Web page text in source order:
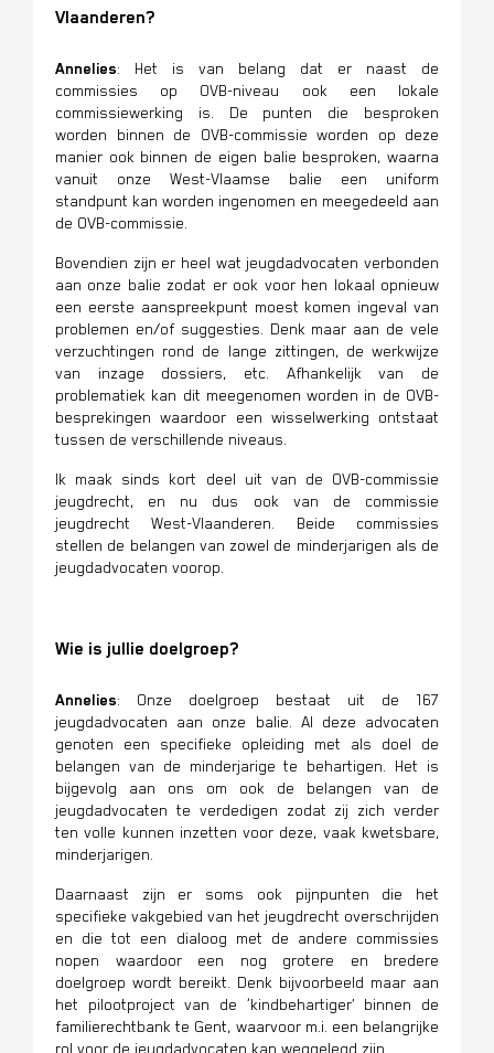
Vlaanderen?
Annelies: Het is van belang dat er naast de
commissies op OVB-niveau ook een lokale
commissiewerking is. De punten die besproken
worden binnen de OVB-commissie worden op deze
manier ook binnen de eigen balie besproken, waarna
vanuit onze West-Vlaamse balie een uniform
standpunt kan worden ingenomen en meegedeeld aan
de OVB-commissie.
Bovendien zijn er heel wat jeugdadvocaten verbonden
aan onze balie zodat er ook voor hen lokaal opnieuw
een eerste aanspreekpunt moest komen ingeval van
problemen en/of suggesties. Denk maar aan de vele
verzuchtingen rond de lange zittingen, de werkwijze
van inzage dossiers, etc. Afhankelijk van de
problematiek kan dit meegenomen worden in de OVB-
besprekingen waardoor een wisselwerking ontstaat
tussen de verschillende niveaus.
Ik maak sinds kort deel uit van de OVB-commissie
jeugdrecht, en nu dus ook van de commissie
jeugdrecht West-Vlaanderen. Beide commissies
stellen de belangen van zowel de minderjarigen als de
jeugdadvocaten voorop.
Wie is jullie doelgroep?
Annelies: Onze doelgroep bestaat uit de 167
jeugdadvocaten aan onze balie. Al deze advocaten
genoten een specifieke opleiding met als doel de
belangen van de minderjarige te behartigen. Het is
bijgevolg aan ons om ook de belangen van de
jeugdadvocaten te verdedigen zodat zij zich verder
ten volle kunnen inzetten voor deze, vaak kwetsbare,
minderjarigen.
Daarnaast zijn er soms ook pijnpunten die het
specifieke vakgebied van het jeugdrecht overschrijden
en die tot een dialoog met de andere commissies
nopen waardoor een nog grotere en bredere
doelgroep wordt bereikt. Denk bijvoorbeeld maar aan
het pilootproject van de ‘kindbehartiger’ binnen de
familierechtbank te Gent, waarvoor m.i. een belangrijke
rol voor de jeugdadvocaten kan weggelegd zijn.